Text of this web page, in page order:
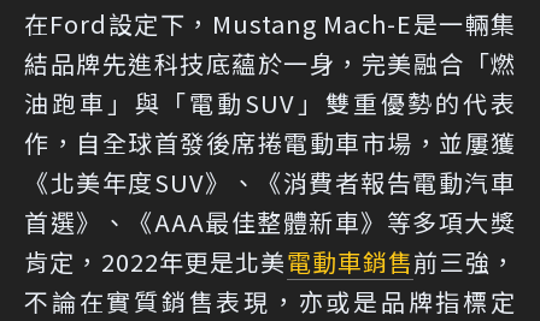
在Ford設定下，Mustang Mach-E是一輛集
結品牌先進科技底蘊於一身，完美融合「燃
油跑車」與「電動SUV」雙重優勢的代表
作，自全球首發後席捲電動車市場，並屢獲
《北美年度SUV》、《消費者報告電動汽車
首選》、《AAA最佳整體新車》等多項大獎
肯定，2022年更是北美電動車銷售前三強，
不論在實質銷售表現，亦或是品牌指標定